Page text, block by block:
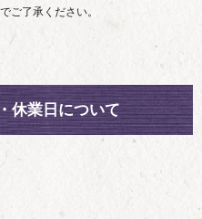
ご了承ください。
休業日について